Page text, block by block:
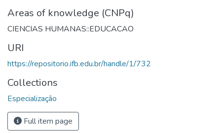
Areas of knowledge (CNPq)
CIENCIAS HUMANAS::EDUCACAO
URI
https://repositorio.ifb.edu.br/handle/1/732
Collections
Especialização
Full item page